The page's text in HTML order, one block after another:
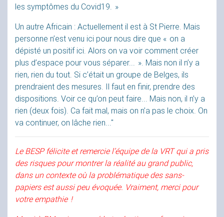
les symptômes du Covid19. »
Un autre Africain : Actuellement il est à St Pierre. Mais
personne n’est venu ici pour nous dire que « on a
dépisté un positif ici. Alors on va voir comment créer
plus d’espace pour vous séparer... ». Mais non il n’y a
rien, rien du tout. Si c’était un groupe de Belges, ils
prendraient des mesures. Il faut en finir, prendre des
dispositions. Voir ce qu’on peut faire... Mais non, il n’y a
rien (deux fois). Ca fait mal, mais on n’a pas le choix. On
va continuer, on lâche rien..."
Le BESPfélicite et remercie l’équipe de la VRTqui a pris
des risques pour montrer la réalité au grand public,
dans un contexte où la problématique des sans-
papiers est aussi peu évoquée. Vraiment, merci pour
votre empathie !